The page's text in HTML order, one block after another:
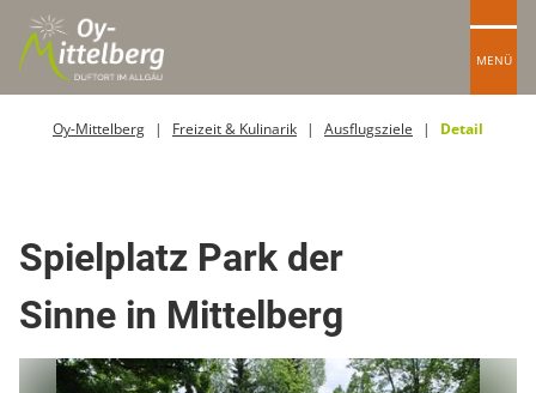
MENÜ
Oy-Mittelberg Freizeit & Kulinarik Ausflugsziele Detail
Spielplatz Park der
Sinne in Mittelberg